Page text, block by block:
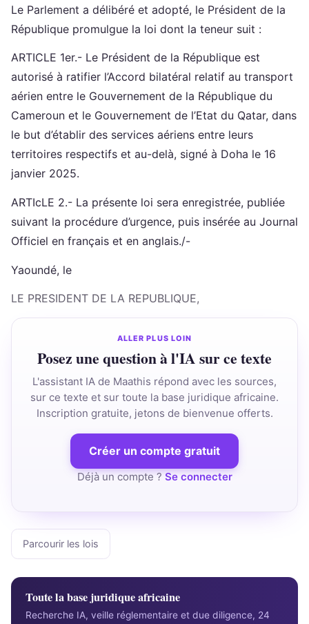
Le Parlement a délibéré et adopté, le Président de la
République promulgue la loi dont la teneur suit :
ARTICLE 1er.- Le Président de la République est
autorisé à ratifier l’Accord bilatéral relatif au transport
aérien entre le Gouvernement de la République du
Cameroun et le Gouvernement de l’Etat du Qatar, dans
le but d’établir des services aériens entre leurs
territoires respectifs et au-delà, signé à Doha le 16
janvier 2025.
ARTIcLE 2.- La présente loi sera enregistrée, publiée
suivant la procédure d’urgence, puis insérée au Journal
Officiel en français et en anglais./-
Yaoundé, le
LE PRESIDENT DE LA REPUBLIQUE,
ALLER PLUS LOIN
Posez une question à l'IA sur ce texte
L'assistant IA de Maathis répond avec les sources,
sur ce texte et sur toute la base juridique africaine.
Inscription gratuite, jetons de bienvenue offerts.
Créer un compte gratuit
Déjà un compte ?Se connecter
Parcourir les lois
Toute la base juridique africaine
Recherche IA, veille réglementaire et due diligence, 24